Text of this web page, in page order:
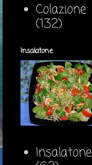
Colazione
(132)
Insalatone
Insalatone